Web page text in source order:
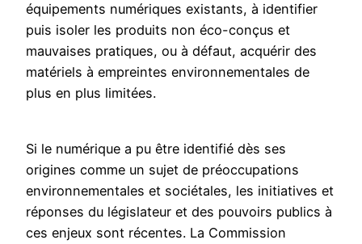
équipements numériques existants, à identifier
puis isoler les produits non éco-conçus et
mauvaises pratiques, ou à défaut, acquérir des
matériels à empreintes environnementales de
plus en plus limitées.
Si le numérique a pu être identifié dès ses
origines comme un sujet de préoccupations
environnementales et sociétales, les initiatives et
réponses du législateur et des pouvoirs publics à
ces enjeux sont récentes. La Commission